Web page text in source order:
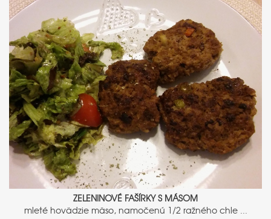
ZELENINOVÉ FAŠÍRKY S MÁSOM
mleté hovädzie mäso, namočenú 1/2 ražného chle ...